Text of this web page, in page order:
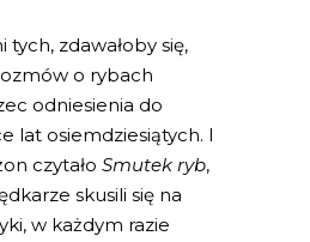
tych, zdawałoby się,
o rybach
odniesienia do
lat osiemdziesiątych. I
czytało Smutek ryb,
skusili się na
w każdym razie